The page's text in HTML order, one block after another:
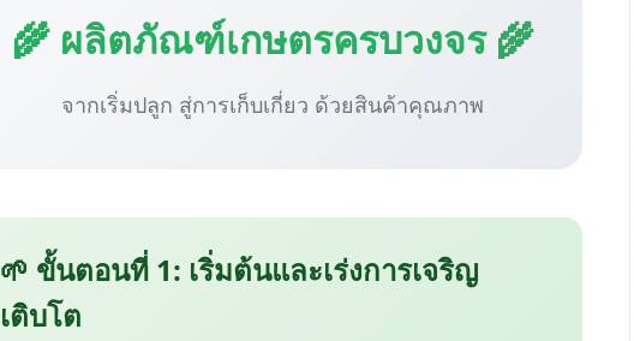
🌾 ผลิตภัณฑ์เกษตรครบวงจร 🌾
จากเริ่มปลูก สู่การเก็บเกี่ยว ด้วยสินค้าคุณภาพ
🌱 ขั้นตอนที่ 1: เริ่มต้นและเร่งการเจริญ
เติบโต